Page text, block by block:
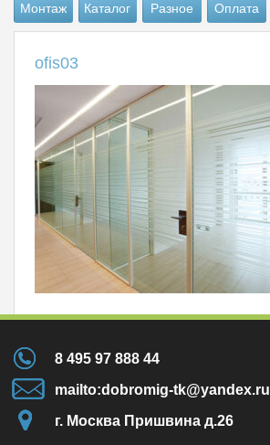
Монтаж Каталог Разное Оплата
ofis03
8 495 97 888 44
mailto:dobromig-tk@yandex.ru
г. Москва Пришвина д.26